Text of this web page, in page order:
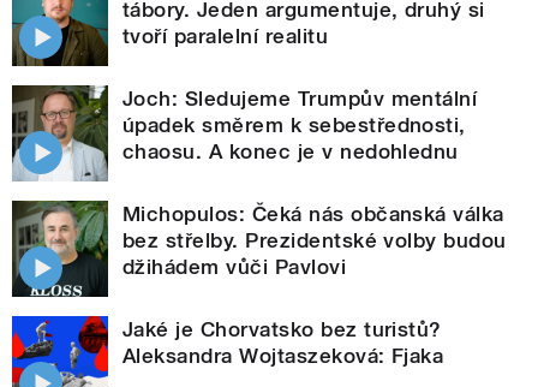
tábory. Jeden argumentuje, druhý si
tvoří paralelní realitu
Joch: Sledujeme Trumpův mentální
úpadek směrem k sebestřednosti,
chaosu. A konec je v nedohlednu
Michopulos: Čeká nás občanská válka
bez střelby. Prezidentské volby budou
džihádem vůči Pavlovi
Jaké je Chorvatsko bez turistů?
Aleksandra Wojtaszeková: Fjaka